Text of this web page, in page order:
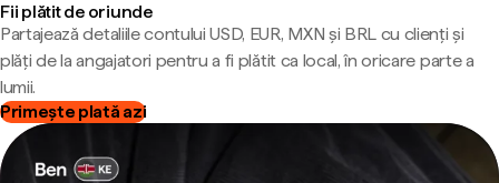
Fii plătit de oriunde
Partajează detaliile contului USD, EUR, MXN și BRL cu clienți și
plăți de la angajatori pentru a fi plătit ca local, în oricare parte a
lumii.
Primește plată azi